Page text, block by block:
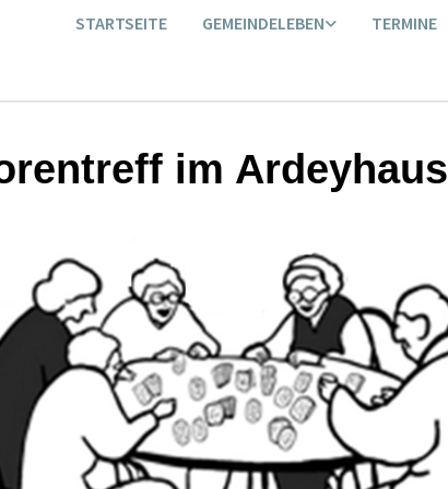
STARTSEITE GEMEINDELEBEN TERMINE
im Ardeyhaus